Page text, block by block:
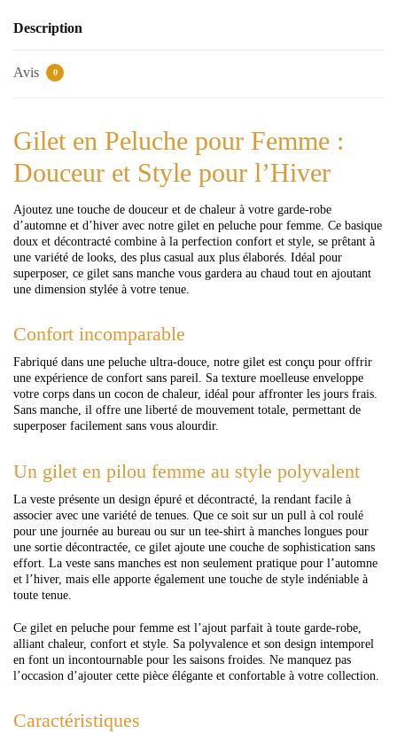
Description
Avis 0
Gilet en Peluche pour Femme :
Douceur et Style pour l’Hiver
Ajoutez une touche de douceur et de chaleur à votre garde-robe
d’automne et d’hiver avec notre gilet en peluche pour femme. Ce basique
doux et décontracté combine à la perfection confort et style, se prêtant à
une variété de looks, des plus casual aux plus élaborés. Idéal pour
superposer, ce gilet sans manche vous gardera au chaud tout en ajoutant
une dimension stylée à votre tenue.
Confort incomparable
Fabriqué dans une peluche ultra-douce, notre gilet est conçu pour offrir
une expérience de confort sans pareil. Sa texture moelleuse enveloppe
votre corps dans un cocon de chaleur, idéal pour affronter les jours frais.
Sans manche, il offre une liberté de mouvement totale, permettant de
superposer facilement sans vous alourdir.
Un gilet en pilou femme au style polyvalent
La veste présente un design épuré et décontracté, la rendant facile à
associer avec une variété de tenues. Que ce soit sur un pull à col roulé
pour une journée au bureau ou sur un tee-shirt à manches longues pour
une sortie décontractée, ce gilet ajoute une couche de sophistication sans
effort. La veste sans manches est non seulement pratique pour l’automne
et l’hiver, mais elle apporte également une touche de style indéniable à
toute tenue.
Ce gilet en peluche pour femme est l’ajout parfait à toute garde-robe,
alliant chaleur, confort et style. Sa polyvalence et son design intemporel
en font un incontournable pour les saisons froides. Ne manquez pas
l’occasion d’ajouter cette pièce élégante et confortable à votre collection.
Caractéristiques